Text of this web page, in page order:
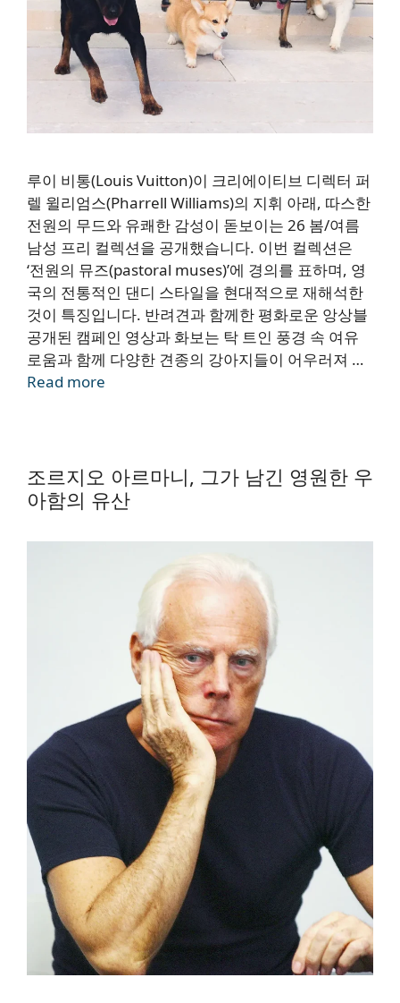
루이 비통(Louis Vuitton)이 크리에이티브 디렉터 퍼
렐 윌리엄스(Pharrell Williams)의 지휘 아래, 따스한
전원의 무드와 유쾌한 감성이 돋보이는 26 봄/여름
남성 프리 컬렉션을 공개했습니다. 이번 컬렉션은
‘전원의 뮤즈(pastoral muses)’에 경의를 표하며, 영
국의 전통적인 댄디 스타일을 현대적으로 재해석한
것이 특징입니다. 반려견과 함께한 평화로운 앙상블
공개된 캠페인 영상과 화보는 탁 트인 풍경 속 여유
로움과 함께 다양한 견종의 강아지들이 어우러져 …
Read more
조르지오 아르마니, 그가 남긴 영원한 우
아함의 유산